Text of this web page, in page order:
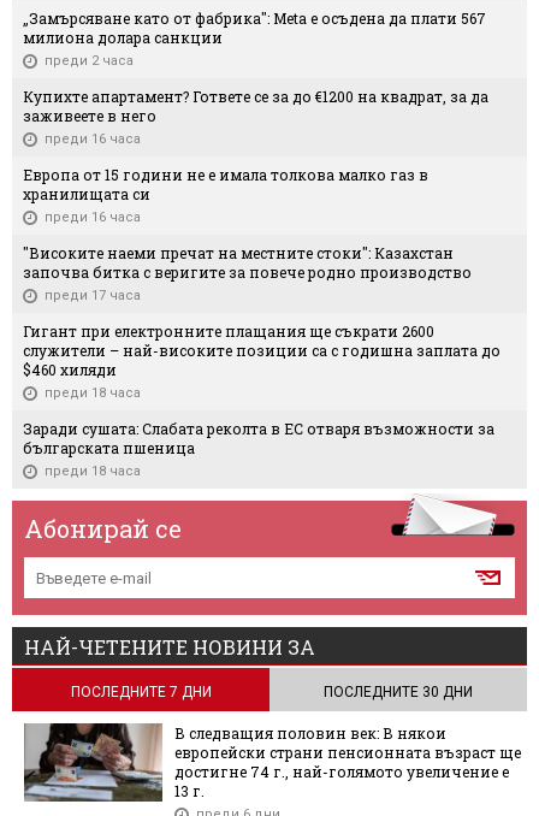
„Замърсяване като от фабрика": Meta е осъдена да плати 567
милиона долара санкции
преди 2 часа
Купихте апартамент? Гответе се за до €1200 на квадрат, за да
заживеете в него
преди 16 часа
Европа от 15 години не е имала толкова малко газ в
хранилищата си
преди 16 часа
"Високите наеми пречат на местните стоки": Казахстан
започва битка с веригите за повече родно производство
преди 17 часа
Гигант при електронните плащания ще съкрати 2600
служители – най-високите позиции са с годишна заплата до
$460 хиляди
преди 18 часа
Заради сушата: Слабата реколта в ЕС отваря възможности за
българската пшеница
преди 18 часа
Абонирай се
НАЙ-ЧЕТЕНИТЕ НОВИНИ ЗА
ПОСЛЕДНИТЕ 7 ДНИ ПОСЛЕДНИТЕ 30 ДНИ
В следващия половин век: В някои
европейски страни пенсионната възраст ще
достигне 74 г., най-голямото увеличение е
13 г.